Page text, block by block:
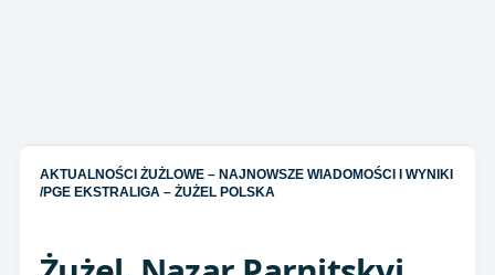
AKTUALNOŚCI ŻUŻLOWE – NAJNOWSZE WIADOMOŚCI I WYNIKI
/PGE EKSTRALIGA – ŻUŻEL POLSKA